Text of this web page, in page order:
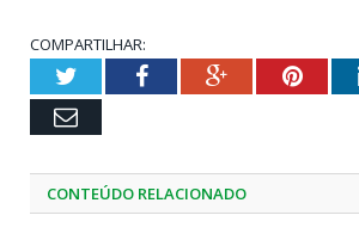
COMPARTILHAR:
TwitterFacebookGoogle+
Email
CONTEÚDO RELACIONADO